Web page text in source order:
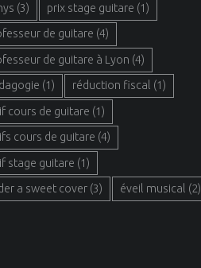
(3) prix stage guitare (1)
de guitare (4)
de guitare à Lyon (4)
(1) réduction fiscal (1)
cours de guitare (1)
cours de guitare (4)
stage guitare (1)
a sweet cover (3) éveil musical (2)